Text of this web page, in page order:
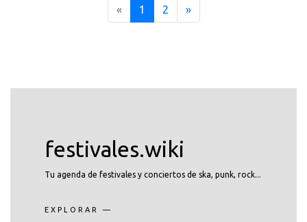
« 1 (current)
2 »
festivales.wiki
Tu agenda de festivales y conciertos de ska, punk, rock...
EXPLORAR —